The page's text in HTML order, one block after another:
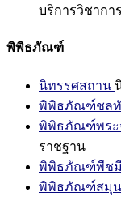
บริการวิชากา
พิพิธภัณฑ์
นิทรรศสถาน
พิพิธภัณฑ์ชล
พิพิธภัณฑ์พระ
ราชฐาน
พิพิธภัณฑ์พืช
พิพิธภัณฑ์สมุน